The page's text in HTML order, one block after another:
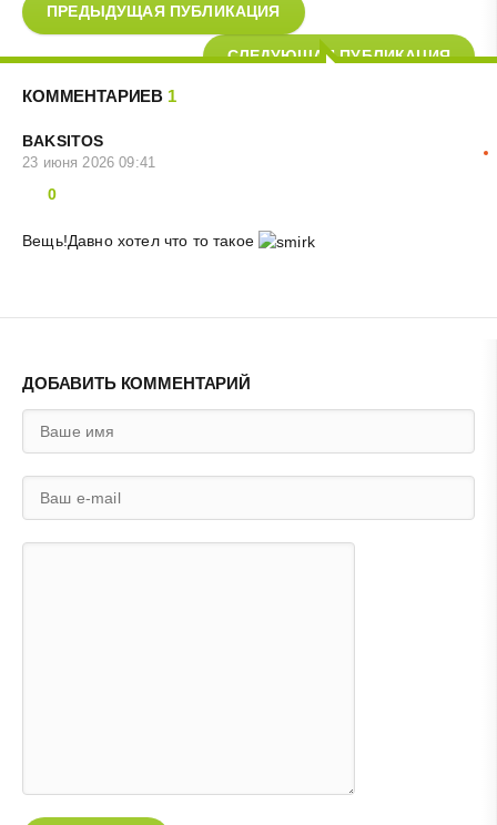
ПРЕДЫДУЩАЯ ПУБЛИКАЦИЯ
СЛЕДУЮЩАЯ ПУБЛИКАЦИЯ
КОММЕНТАРИЕВ 1
BAKSITOS
23 июня 2026 09:41
0
Вещь!Давно хотел что то такое
ДОБАВИТЬ КОММЕНТАРИЙ